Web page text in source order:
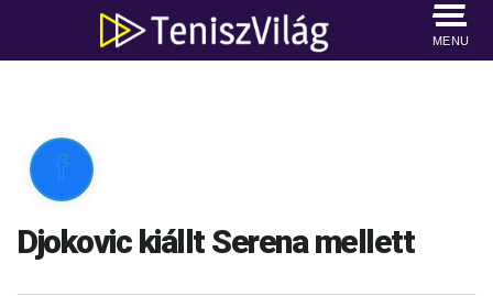
MENU

Djokovic kiállt Serena mellett